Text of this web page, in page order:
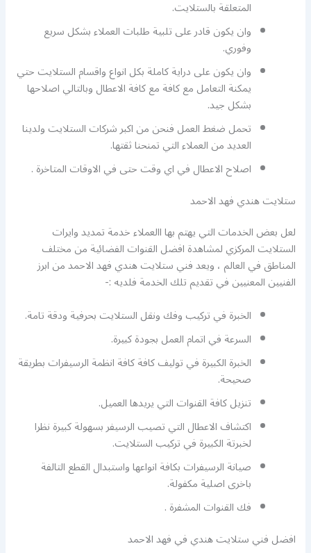
المتعلقة بالستلايت.
وان يكون قادر على تلبية طلبات العملاء بشكل سريع
وفوري.
وان يكون على دراية كاملة بكل انواع واقسام الستلايت حتي
يمكنة التعامل مع كافة مع كافة الاعطال وبالتالي اصلاحها
بشكل جيد.
تحمل ضغط العمل فنحن من اكبر شركات الستلايت ولدينا
العديد من العملاء التي تمنحنا ثقتها.
اصلاح الاعطال في اي وقت حتى في الاوقات المتاخرة .
ستلايت هندي فهد الاحمد
لعل بعض الخدمات التي يهتم بها االعملاء خدمة تمديد وايرات
الستلايت المركزي لمشاهدة افضل القنوات الفضائية من مختلف
المناطق في العالم ، ويعد فني ستلايت هندي فهد الاحمد من ابرز
الفنيين المعنيين في تقديم تلك الخدمة فلديه :-
الخبرة في تركيب وفك ونقل الستلايت بحرفية ودقة تامة.
السرعة في اتمام العمل بجودة كبيرة.
الخبرة الكبيرة في توليف كافة كافة انظمة الرسيفرات بطريقة
صحيحة.
تنزيل كافة القنوات التي يريدها العميل.
اكتشاف الاعطال التي تصيب الرسيفر بسهولة كبيرة نظرا
لخبرتة الكبيرة في تركيب الستلايت.
صيانة الرسيفرات بكافة انواعها واستبدال القطع التالفة
باخرى اصلية مكفولة.
فك القنوات المشفرة .
افضل فني ستلايت هندي في فهد الاحمد